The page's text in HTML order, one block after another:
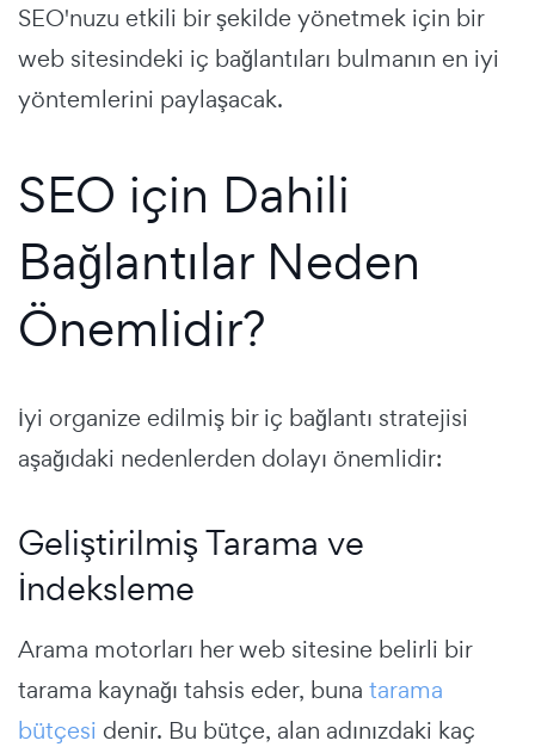
SEO'nuzu etkili bir şekilde yönetmek için bir
web sitesindeki iç bağlantıları bulmanın en iyi
yöntemlerini paylaşacak.
SEO için Dahili
Bağlantılar Neden
Önemlidir?
İyi organize edilmiş bir iç bağlantı stratejisi
aşağıdaki nedenlerden dolayı önemlidir:
Geliştirilmiş Tarama ve
İndeksleme
Arama motorları her web sitesine belirli bir
tarama kaynağı tahsis eder, buna tarama
bütçesi denir. Bu bütçe, alan adınızdaki kaç